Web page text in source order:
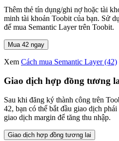
Thêm thẻ tín dụng/ghi nợ hoặc tài
minh tài khoản Toobit của bạn. Sử
để mua Semantic Layer trên Toobit.
Mua 42 ngay
Xem Cách mua Semantic Layer (42)
Giao dịch hợp đồng tương
Sau khi đăng ký thành công trên
42, bạn có thể bắt đầu giao dịch
giao dịch margin để tăng thu nhập.
Giao dịch hợp đồng tương lai